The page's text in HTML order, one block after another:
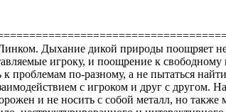
Дыхание дикой природы поощряет
игроку, и поощрение к
по-разному, а не пытаться
с игроком и друг с другом.
и не носить с собой металл, но также